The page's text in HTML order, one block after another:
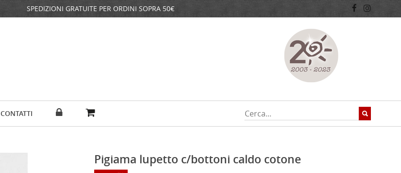
SPEDIZIONI GRATUITE PER ORDINI SOPRA 50€
CONTATTI
Pigiama lupetto c/bottoni caldo cotone